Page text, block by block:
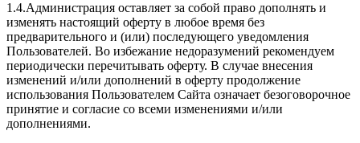
1.4.Администрация оставляет за собой право дополнять и
изменять настоящий оферту в любое время без
предварительного и (или) последующего уведомления
Пользователей. Во избежание недоразумений рекомендуем
периодически перечитывать оферту. В случае внесения
изменений и/или дополнений в оферту продолжение
использования Пользователем Сайта означает безоговорочное
принятие и согласие со всеми изменениями и/или
дополнениями.